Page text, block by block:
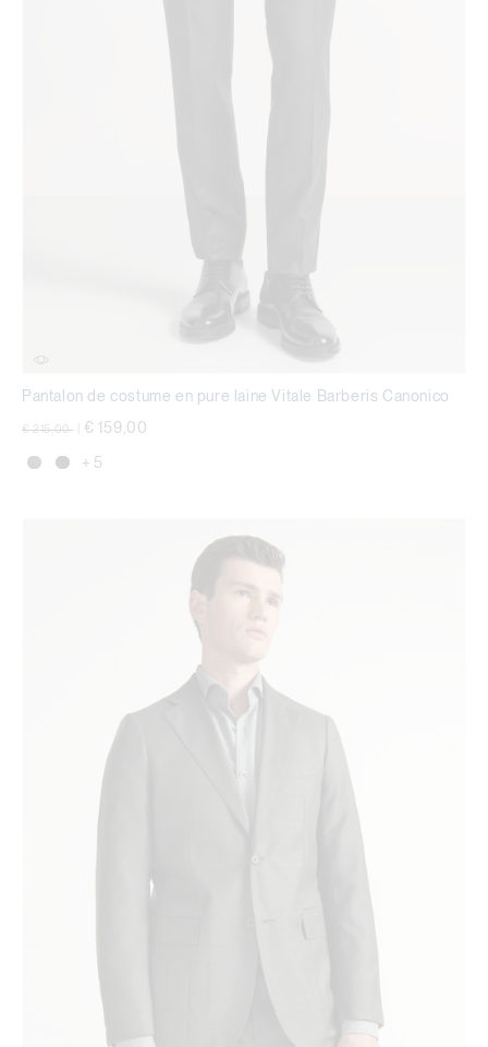
Pantalon de costume en pure laine Vitale Barberis Canonico
Prix réduit de
€ 215,00 € 159,00
+ 5